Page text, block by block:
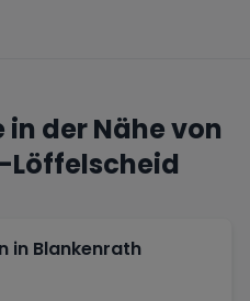
der Nähe von
Löffelscheid
in Blankenrath